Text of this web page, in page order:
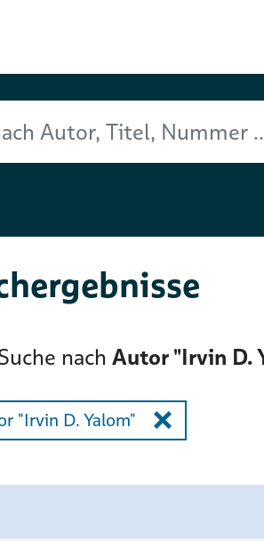
...
nach Autor "Irvin D.
"Irvin D. Yalom"